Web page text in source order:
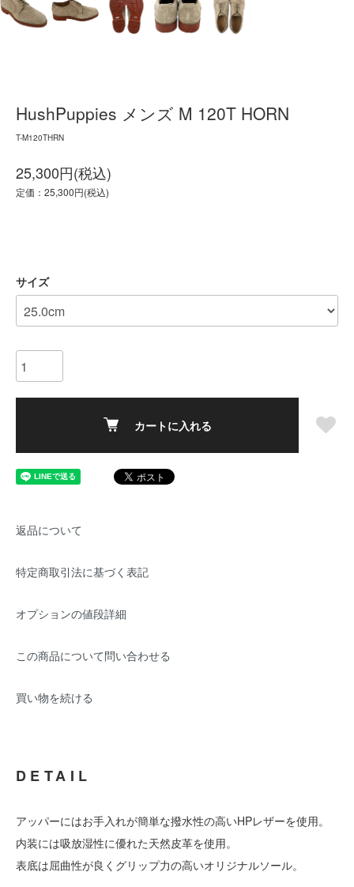
HushPuppies メンズ M 120T HORN
T-M120THRN
25,300円(税込)
定価：25,300円(税込)
サイズ
カートに入れる
返品について
特定商取引法に基づく表記
オプションの値段詳細
この商品について問い合わせる
買い物を続ける
DETAIL
アッパーにはお手入れが簡単な撥水性の高いHPレザーを使用。
内装には吸放湿性に優れた天然皮革を使用。
表底は屈曲性が良くグリップ力の高いオリジナルソール。